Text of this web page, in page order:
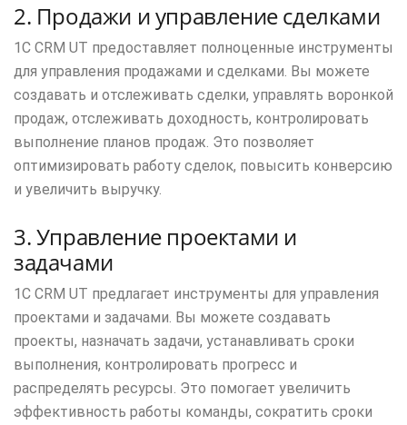
2. Продажи и управление сделками
1С CRM UT предоставляет полноценные инструменты
для управления продажами и сделками. Вы можете
создавать и отслеживать сделки, управлять воронкой
продаж, отслеживать доходность, контролировать
выполнение планов продаж. Это позволяет
оптимизировать работу сделок, повысить конверсию
и увеличить выручку.
3. Управление проектами и
задачами
1С CRM UT предлагает инструменты для управления
проектами и задачами. Вы можете создавать
проекты, назначать задачи, устанавливать сроки
выполнения, контролировать прогресс и
распределять ресурсы. Это помогает увеличить
эффективность работы команды, сократить сроки